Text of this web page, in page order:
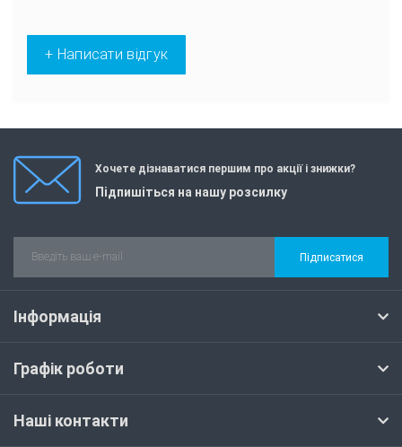
+ Написати відгук
Хочете дізнаватися першим про акції і знижки?
Підпишіться на нашу розсилку
Підписатися
Інформація
Графік роботи
Наші контакти